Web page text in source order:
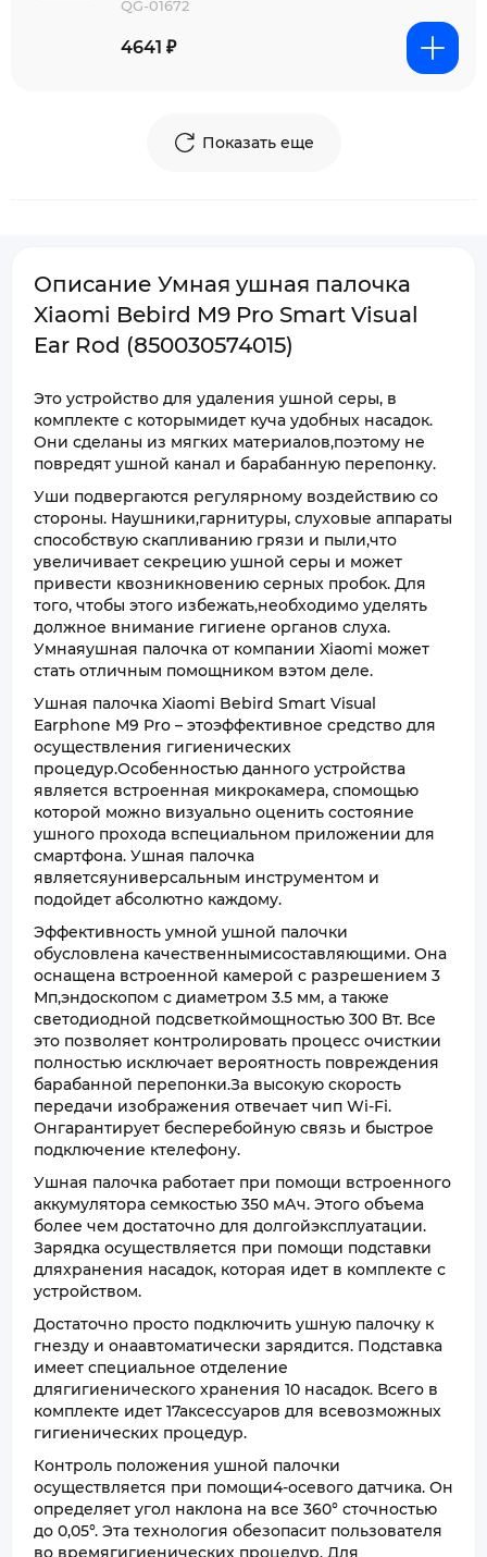
QG-01672
4641 ₽
Показать еще
Описание Умная ушная палочка
Xiaomi Bebird M9 Pro Smart Visual
Ear Rod (850030574015)
Это устройство для удаления ушной серы, в
комплекте с которымидет куча удобных насадок.
Они сделаны из мягких материалов,поэтому не
повредят ушной канал и барабанную перепонку.
Уши подвергаются регулярному воздействию со
стороны. Наушники,гарнитуры, слуховые аппараты
способствую скапливанию грязи и пыли,что
увеличивает секрецию ушной серы и может
привести квозникновению серных пробок. Для
того, чтобы этого избежать,необходимо уделять
должное внимание гигиене органов слуха.
Умнаяушная палочка от компании Xiaomi может
стать отличным помощником вэтом деле.
Ушная палочка Xiaomi Bebird Smart Visual
Earphone M9 Pro – этоэффективное средство для
осуществления гигиенических
процедур.Особенностью данного устройства
является встроенная микрокамера, спомощью
которой можно визуально оценить состояние
ушного прохода вспециальном приложении для
смартфона. Ушная палочка
являетсяуниверсальным инструментом и
подойдет абсолютно каждому.
Эффективность умной ушной палочки
обусловлена качественнымисоставляющими. Она
оснащена встроенной камерой с разрешением 3
Мп,эндоскопом с диаметром 3.5 мм, а также
светодиодной подсветкоймощностью 300 Вт. Все
это позволяет контролировать процесс очисткии
полностью исключает вероятность повреждения
барабанной перепонки.За высокую скорость
передачи изображения отвечает чип Wi-Fi.
Онгарантирует бесперебойную связь и быстрое
подключение ктелефону.
Ушная палочка работает при помощи встроенного
аккумулятора семкостью 350 мАч. Этого объема
более чем достаточно для долгойэксплуатации.
Зарядка осуществляется при помощи подставки
дляхранения насадок, которая идет в комплекте с
устройством.
Достаточно просто подключить ушную палочку к
гнезду и онаавтоматически зарядится. Подставка
имеет специальное отделение
длягигиенического хранения 10 насадок. Всего в
комплекте идет 17аксессуаров для всевозможных
гигиенических процедур.
Контроль положения ушной палочки
осуществляется при помощи4-осевого датчика. Он
определяет угол наклона на все 360° сточностью
до 0,05°. Эта технология обезопасит пользователя
во времягигиенических процедур. Для